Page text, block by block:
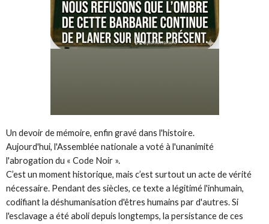
Un devoir de mémoire, enfin gravé dans l'histoire.
Aujourd'hui, l'Assemblée nationale a voté à l'unanimité
l'abrogation du « Code Noir ».
C’est un moment historique, mais c’est surtout un acte de vérité
nécessaire. Pendant des siècles, ce texte a légitimé l'inhumain,
codifiant la déshumanisation d'êtres humains par d'autres. Si
l'esclavage a été aboli depuis longtemps, la persistance de ces